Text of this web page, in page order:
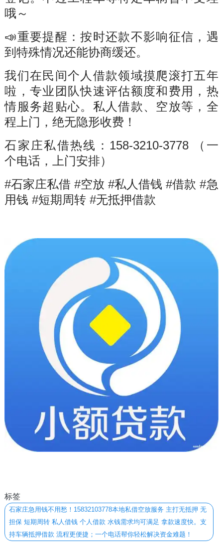
哦～
📣重要提醒：按时还款不影响征信，遇
到特殊情况还能协商缓还。
我们在民间个人借款领域摸爬滚打五年
啦，专业团队快速评估额度和费用，热
情服务超贴心。私人借款、空放等，全
程上门，绝无隐形收费！
石家庄私借热线：158-3210-3778 （一
个电话，上门安排）
#石家庄私借 #空放 #私人借钱 #借款 #急
用钱 #短期周转 #无抵押借款
标签
石家庄急用钱不用愁！15832103778本地私借空放服务 主打无抵押 无
担保 短期周转 私人借钱 个人借款 水钱需求均可满足 拿款速度快。支
持车辆抵押借款 流程更便捷；一个电话帮你轻松解决资金难题！